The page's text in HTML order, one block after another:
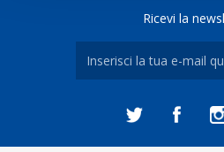
Ricevi la